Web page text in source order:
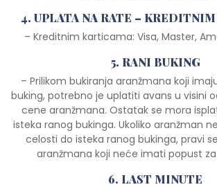
4. UPLATA NA RATE –
– Kreditnim karticama: Visa, Master,
5. RANI BUKING
– Prilikom bukiranja aranžmana koji
buking, potrebno je uplatiti avans u visini
cene aranžmana. Ostatak se mora
isteka ranog bukinga. Ukoliko aranžman
celosti do isteka ranog bukinga, pravi
aranžmana koji neće imati popust
6. LAST MINUTE